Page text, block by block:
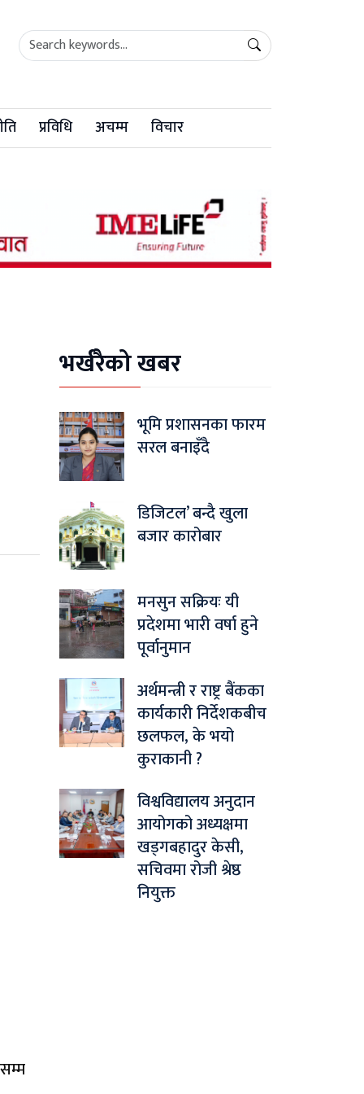
प्रविधि अचम्म विचार
भर्खरैको खबर
भूमि प्रशासनका फारम
सरल बनाइँदै
डिजिटल’ बन्दै खुला
बजार कारोबार
मनसुन सक्रियः यी
प्रदेशमा भारी वर्षा हुने
पूर्वानुमान
अर्थमन्त्री र राष्ट्र बैंकका
कार्यकारी निर्देशकबीच
छलफल, के भयो
कुराकानी ?
विश्वविद्यालय अनुदान
आयोगको अध्यक्षमा
खड्गबहादुर केसी,
सचिवमा रोजी श्रेष्ठ
नियुक्त